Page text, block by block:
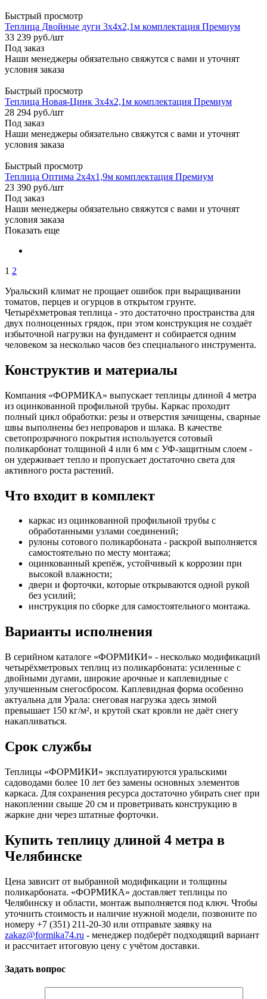
Быстрый просмотр
Теплица Двойные дуги 3х4х2,1м комплектация Премиум
33 239 руб./шт
Под заказ
Наши менеджеры обязательно свяжутся с вами и уточнят
условия заказа
Быстрый просмотр
Теплица Новая-Цинк 3х4х2,1м комплектация Премиум
28 294 руб./шт
Под заказ
Наши менеджеры обязательно свяжутся с вами и уточнят
условия заказа
Быстрый просмотр
Теплица Оптима 2х4х1,9м комплектация Премиум
23 390 руб./шт
Под заказ
Наши менеджеры обязательно свяжутся с вами и уточнят
условия заказа
Показать еще
1 2
Уральский климат не прощает ошибок при выращивании
томатов, перцев и огурцов в открытом грунте.
Четырёхметровая теплица - это достаточно пространства для
двух полноценных грядок, при этом конструкция не создаёт
избыточной нагрузки на фундамент и собирается одним
человеком за несколько часов без специального инструмента.
Конструктив и материалы
Компания «ФОРМИКА» выпускает теплицы длиной 4 метра
из оцинкованной профильной трубы. Каркас проходит
полный цикл обработки: резы и отверстия зачищены, сварные
швы выполнены без непроваров и шлака. В качестве
светопрозрачного покрытия используется сотовый
поликарбонат толщиной 4 или 6 мм с УФ-защитным слоем -
он удерживает тепло и пропускает достаточно света для
активного роста растений.
Что входит в комплект
каркас из оцинкованной профильной трубы с
обработанными узлами соединений;
рулоны сотового поликарбоната - раскрой выполняется
самостоятельно по месту монтажа;
оцинкованный крепёж, устойчивый к коррозии при
высокой влажности;
двери и форточки, которые открываются одной рукой
без усилий;
инструкция по сборке для самостоятельного монтажа.
Варианты исполнения
В серийном каталоге «ФОРМИКИ» - несколько модификаций
четырёхметровых теплиц из поликарбоната: усиленные с
двойными дугами, широкие арочные и каплевидные с
улучшенным снегосбросом. Каплевидная форма особенно
актуальна для Урала: снеговая нагрузка здесь зимой
превышает 150 кг/м², и крутой скат кровли не даёт снегу
накапливаться.
Срок службы
Теплицы «ФОРМИКИ» эксплуатируются уральскими
садоводами более 10 лет без замены основных элементов
каркаса. Для сохранения ресурса достаточно убирать снег при
накоплении свыше 20 см и проветривать конструкцию в
жаркие дни через штатные форточки.
Купить теплицу длиной 4 метра в
Челябинске
Цена зависит от выбранной модификации и толщины
поликарбоната. «ФОРМИКА» доставляет теплицы по
Челябинску и области, монтаж выполняется под ключ. Чтобы
уточнить стоимость и наличие нужной модели, позвоните по
номеру +7 (351) 211-20-30 или отправьте заявку на
zakaz@formika74.ru - менеджер подберёт подходящий вариант
и рассчитает итоговую цену с учётом доставки.
Задать вопрос